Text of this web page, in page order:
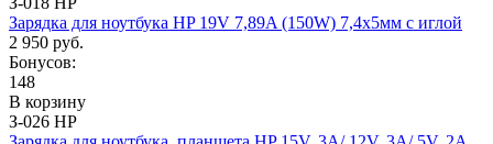
Зарядка для ноутбука HP 19V 7,89A (150W) 7,4x5мм с иглой
2 950 руб.
Бонусов:
148
В корзину
З-026 HP